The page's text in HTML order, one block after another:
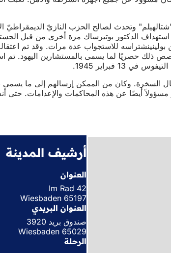
وكان من الممكن إرسالهم إلى ما يسمى
أيضًا عن هذه المحاكمات والإعدامات. حتى
أرشيف المدينة
العنوان
Im Rad 42
65197 Wiesbaden
العنوان البريدي
صندوق بريد 3920
65029 Wiesbaden
الرحلة